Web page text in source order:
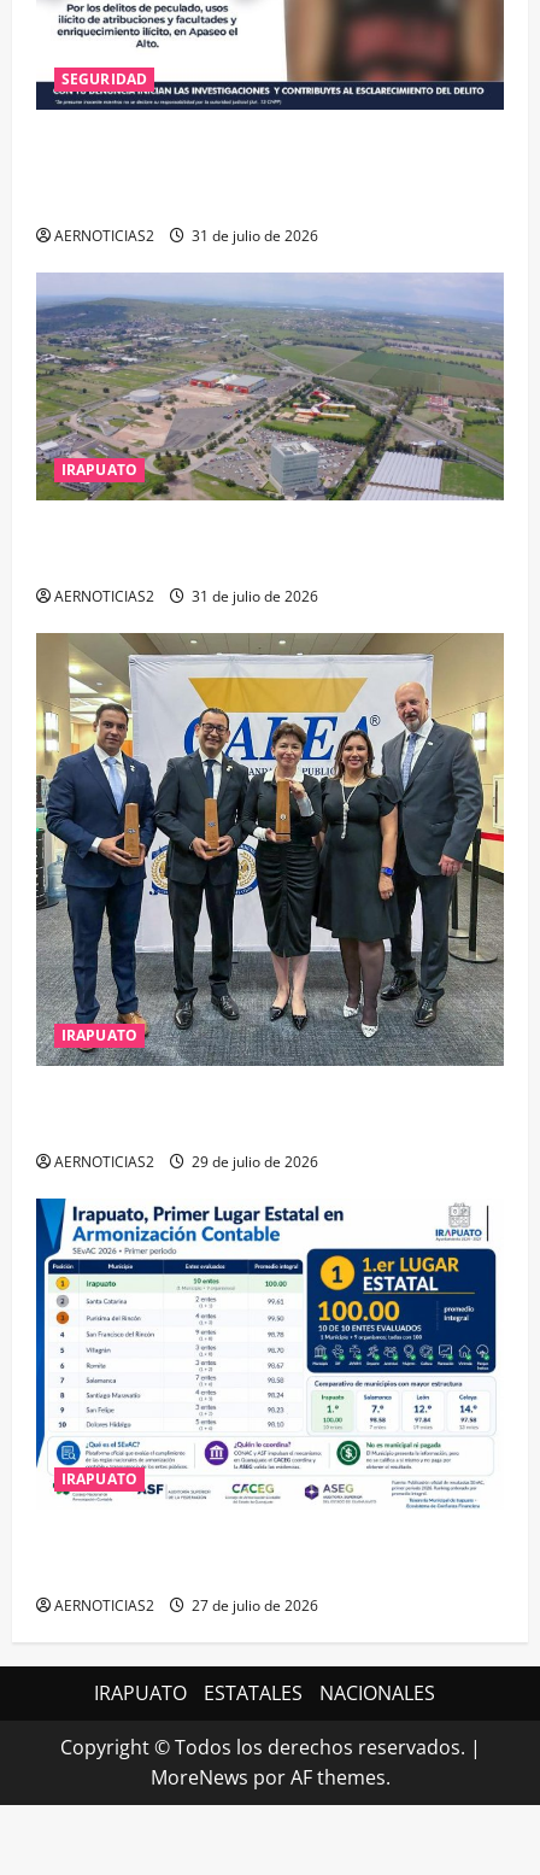
SEGURIDAD
AERNOTICIAS2 31 de julio de 2026
IRAPUATO
AERNOTICIAS2 31 de julio de 2026
IRAPUATO
AERNOTICIAS2 29 de julio de 2026
IRAPUATO
AERNOTICIAS2 27 de julio de 2026
IRAPUATO ESTATALES NACIONALES
Copyright © Todos los derechos reservados. |
MoreNews por AF themes.